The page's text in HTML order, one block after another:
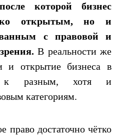
которой бизнес
открытым, но и
с правовой и
В реальности же
и открытие бизнеса в
к разным, хотя и
категориям.
право достаточно чётко